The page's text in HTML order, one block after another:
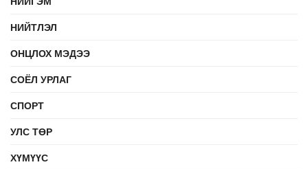
НИЙТЛЭЛ
ОНЦЛОХ МЭДЭЭ
СОЁЛ УРЛАГ
СПОРТ
УЛС ТӨР
ХҮМҮҮС